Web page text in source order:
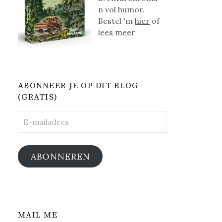
n vol humor.
Bestel 'mhier of
lees meer
ABONNEER JE OP DIT BLOG
(GRATIS)
mailadres
ABONNEREN
MAIL ME